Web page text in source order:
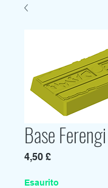
Base Ferengi
4,50 £Prezzo
Esaurito